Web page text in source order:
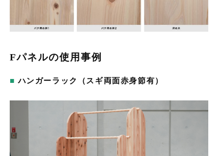
Fパネルの使用事例
ハンガーラック（スギ両面赤身節有）